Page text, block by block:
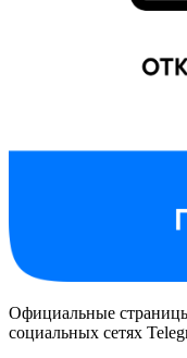
Официальные
социальных сетях